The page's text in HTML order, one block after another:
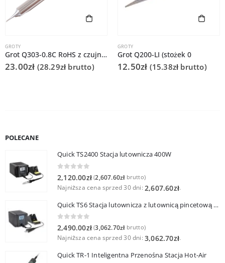
GROTY
Grot Q303-0.8C RoHS z czujnikiem do Quick 202D
23.00zł (28.29zł brutto)
GROTY
Grot Q200-LI (stożek 0
12.50zł (15.38zł brutto)
POLECANE
Quick TS2400 Stacja lutownicza 400W
2,120.00zł (2,607.60złbrutto)
Najniższa cena sprzed 30 dni: 2,607.60zł.
Quick TS6 Stacja lutownicza z lutownicą pincetową 60W
0 out of 5
2,490.00zł (3,062.70złbrutto)
Najniższa cena sprzed 30 dni: 3,062.70zł.
Quick TR-1 Inteligentna Przenośna Stacja Hot-Air